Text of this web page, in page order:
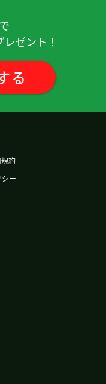
らの話を色々覚
！( 40代 男性 )
)
高。
ゼント！
る
約
ー